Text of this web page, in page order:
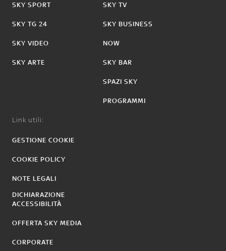
SKY SPORT
SKY TG 24
SKY VIDEO
SKY ARTE
SKY TV
SKY BUSINESS
NOW
SKY BAR
SPAZI SKY
PROGRAMMI
Link utili:
GESTIONE COOKIE
COOKIE POLICY
NOTE LEGALI
DICHIARAZIONE
ACCESSIBILITÀ
OFFERTA SKY MEDIA
CORPORATE